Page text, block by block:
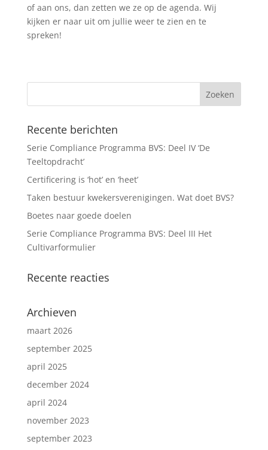
of aan ons, dan zetten we ze op de agenda. Wij
kijken er naar uit om jullie weer te zien en te
spreken!
Recente berichten
Serie Compliance Programma BVS: Deel IV ‘De
Teeltopdracht’
Certificering is ‘hot’ en ‘heet’
Taken bestuur kwekersverenigingen. Wat doet BVS?
Boetes naar goede doelen
Serie Compliance Programma BVS: Deel III Het
Cultivarformulier
Recente reacties
Archieven
maart 2026
september 2025
april 2025
december 2024
april 2024
november 2023
september 2023